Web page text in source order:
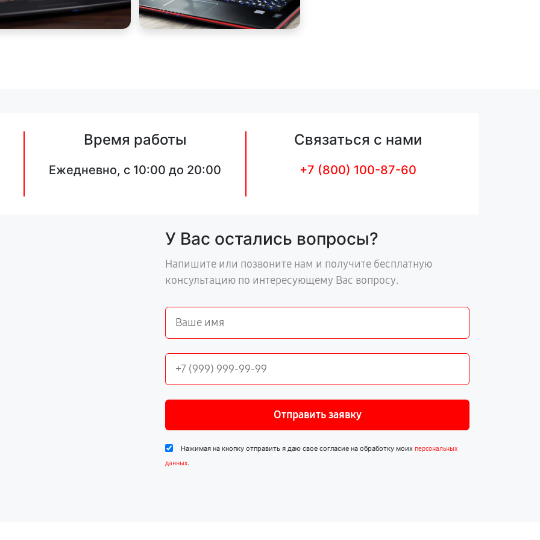
Время работы
Ежедневно, с 10:00 до 20:00
Связаться с нами
+7 (800) 100-87-60
У Вас остались вопросы?
Напишите или позвоните нам и получите бесплатную
консультацию по интересующему Вас вопросу.
Отправить заявку
Нажимая на кнопку отправить я даю свое согласие на обработку моих персональных
данных.